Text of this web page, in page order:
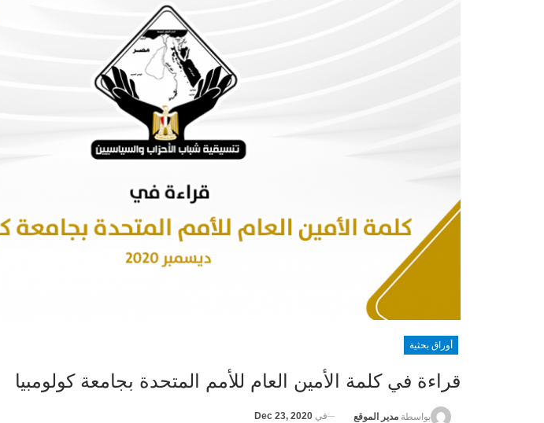
أوراق بحثية
قراءة في كلمة الأمين العام للأمم المتحدة بجامعة كولومبيا
بواسطة مدير الموقع في Dec 23, 2020